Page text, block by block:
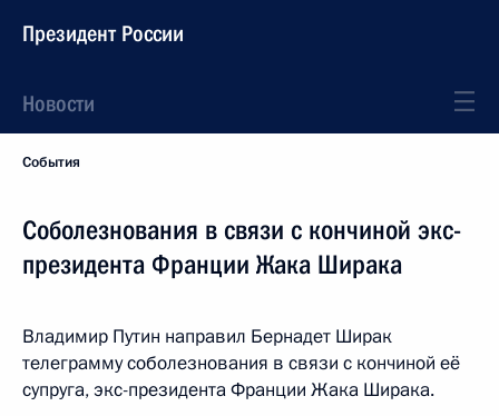
Президент России
Новости
События
Соболезнования в связи с кончиной экс-
президента Франции Жака Ширака
Владимир Путин направил Бернадет Ширак
телеграмму соболезнования в связи с кончиной её
супруга, экс-президента Франции Жака Ширака.